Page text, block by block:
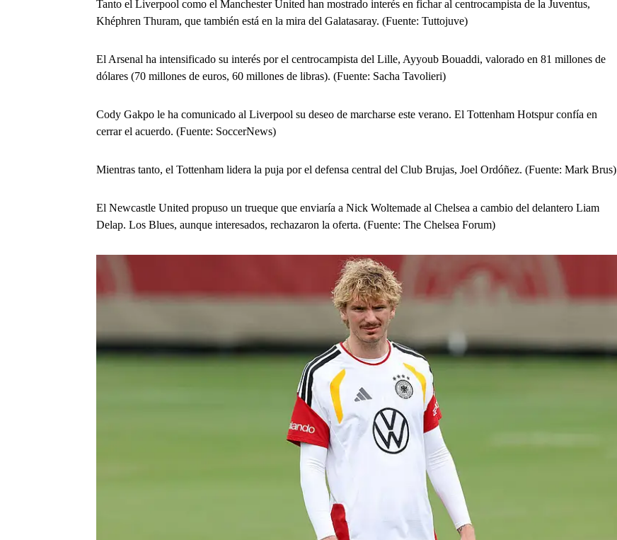
Tanto el Liverpool como el Manchester United han mostrado interés en fichar al centrocampista de la Juventus,
Khéphren Thuram, que también está en la mira del Galatasaray. (Fuente: Tuttojuve)
El Arsenal ha intensificado su interés por el centrocampista del Lille, Ayyoub Bouaddi, valorado en 81 millones de
dólares (70 millones de euros, 60 millones de libras). (Fuente: Sacha Tavolieri)
Cody Gakpo le ha comunicado al Liverpool su deseo de marcharse este verano. El Tottenham Hotspur confía en
cerrar el acuerdo. (Fuente: SoccerNews)
Mientras tanto, el Tottenham lidera la puja por el defensa central del Club Brujas, Joel Ordóñez. (Fuente: Mark Brus)
El Newcastle United propuso un trueque que enviaría a Nick Woltemade al Chelsea a cambio del delantero Liam
Delap. Los Blues, aunque interesados, rechazaron la oferta. (Fuente: The Chelsea Forum)